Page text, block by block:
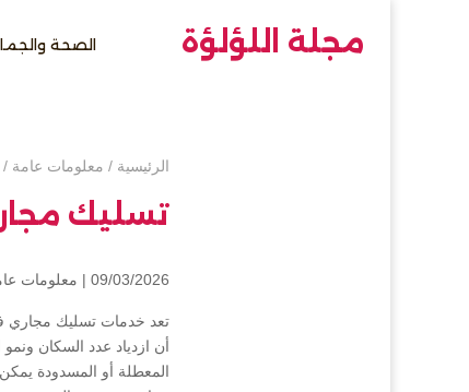
مجلة اللؤلؤة الصحة
الرئيسية / معلومات عامة
تسليك
09/03/2026 | معلومات
تعد خدمات تسليك مجاري
أن ازدياد عدد السكان
المعطلة أو المسدودة